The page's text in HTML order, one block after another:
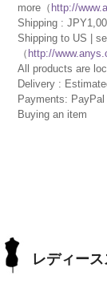
more（ http://
Shipping :
Shipping to US |
（ http://
All products are
Delivery :
Payments:
Buying an item
レディー